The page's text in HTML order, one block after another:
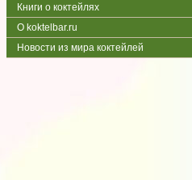
Книги о коктейлях
О koktelbar.ru
Новости из мира коктейлей